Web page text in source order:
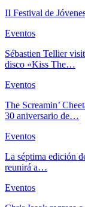
II Festival de
Eventos
Sébastien Tellier
disco «Kiss The…
Eventos
The Screamin’
30 aniversario de…
Eventos
La séptima edición
reunirá a…
Eventos